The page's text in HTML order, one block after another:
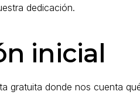
dedicación.
inicial
gratuita donde nos cuenta